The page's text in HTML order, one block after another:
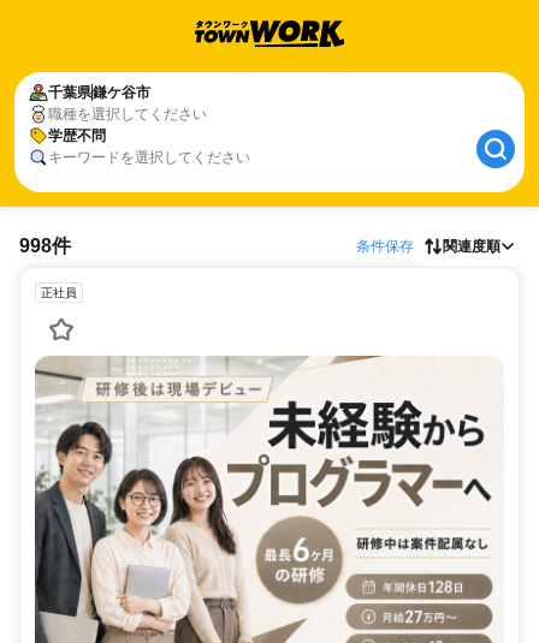
千葉県鎌ケ谷市
職種を選択してください
学歴不問
キーワードを選択してください
998件 条件保存 関連度順
正社員